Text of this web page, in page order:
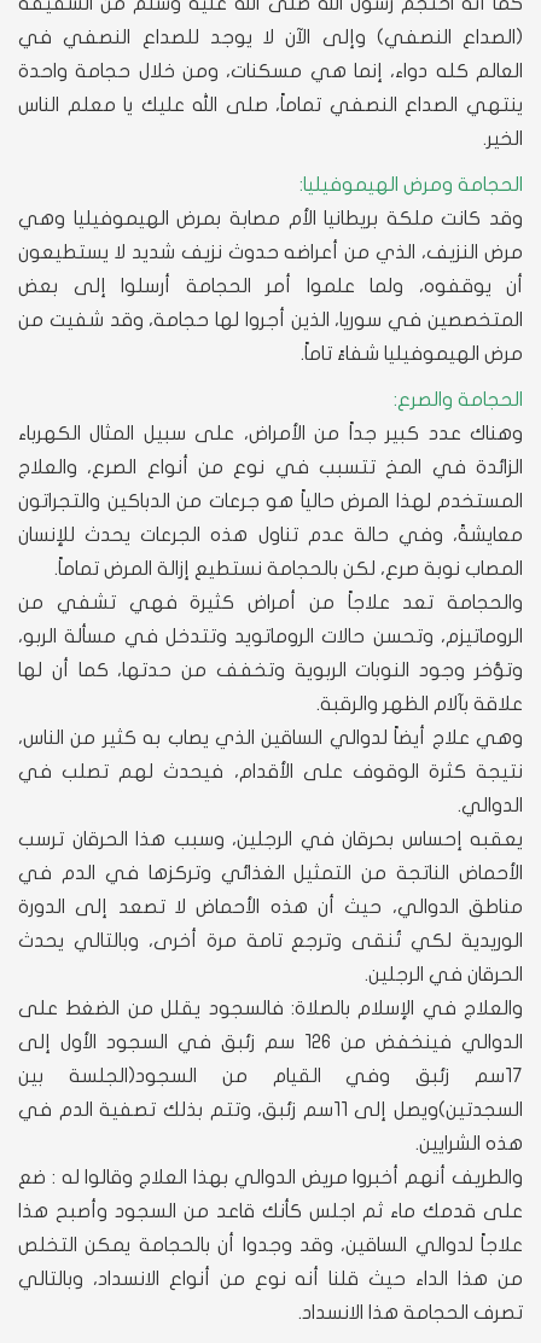
(الصداع النصفي) وإلى الآن لا يوجد للصداع النصفي في
العالم كله دواء، إنما هي مسكنات، ومن خلال حجامة واحدة
ينتهي الصداع النصفي تماماً، صلى الله عليك يا معلم الناس
الخير.
الحجامة ومرض الهيموفيليا:
وقد كانت ملكة بريطانيا الأم مصابة بمرض الهيموفيليا وهي
مرض النزيف، الذي من أعراضه حدوث نزيف شديد لا يستطيعون
أن يوقفوه، ولما علموا أمر الحجامة أرسلوا إلى بعض
المتخصصين في سوريا، الذين أجروا لها حجامة، وقد شفيت من
مرض الهيموفيليا شفاءً تاماً.
الحجامة والصرع:
وهناك عدد كبير جداً من الأمراض، على سبيل المثال الكهرباء
الزائدة في المخ تتسبب في نوع من أنواع الصرع، والعلاج
المستخدم لهذا المرض حالياً هو جرعات من الدباكين والتجراتون
معايشةً، وفي حالة عدم تناول هذه الجرعات يحدث للإنسان
المصاب نوبة صرع، لكن بالحجامة نستطيع إزالة المرض تماماً.
والحجامة تعد علاجاً من أمراض كثيرة فهي تشفي من
الروماتيزم، وتحسن حالات الروماتويد وتتدخل في مسألة الربو،
وتؤخر وجود النوبات الربوية وتخفف من حدتها، كما أن لها
علاقة بآلام الظهر والرقبة.
وهي علاج أيضاً لدوالي الساقين الذي يصاب به كثير من الناس،
نتيجة كثرة الوقوف على الأقدام، فيحدث لهم تصلب في
الدوالي.
يعقبه إحساس بحرقان في الرجلين، وسبب هذا الحرقان ترسب
الأحماض الناتجة من التمثيل الغذائي وتركزها في الدم في
مناطق الدوالي، حيث أن هذه الأحماض لا تصعد إلى الدورة
الوريدية لكي تُنقى وترجع تامة مرة أخرى، وبالتالي يحدث
الحرقان في الرجلين.
والعلاج في الإسلام بالصلاة: فالسجود يقلل من الضغط على
الدوالي فينخفض من 126 سم زئبق في السجود الأول إلى
17سم زئبق وفي القيام من السجود(الجلسة بين
السجدتين)ويصل إلى 11سم زئبق، وتتم بذلك تصفية الدم في
هذه الشرايين.
والطريف أنهم أخبروا مريض الدوالي بهذا العلاج وقالوا له : ضع
على قدمك ماء ثم اجلس كأنك قاعد من السجود وأصبح هذا
علاجاً لدوالي الساقين، وقد وجدوا أن بالحجامة يمكن التخلص
من هذا الداء حيث قلنا أنه نوع من أنواع الانسداد، وبالتالي
تصرف الحجامة هذا الانسداد.